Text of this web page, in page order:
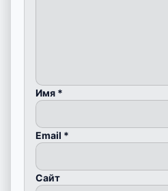
Имя *
Email *
Сайт